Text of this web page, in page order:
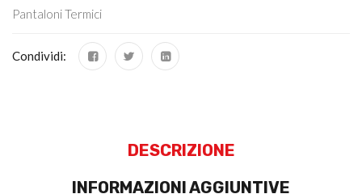
Pantaloni Termici
Condividi:
DESCRIZIONE
INFORMAZIONI AGGIUNTIVE